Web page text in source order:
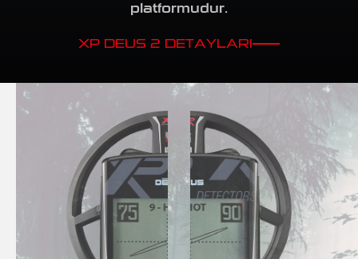
platformudur.
XP DEUS 2 DETAYLARI